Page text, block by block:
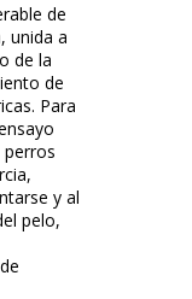
de
unida a
de la
de
Para
y al
pelo,